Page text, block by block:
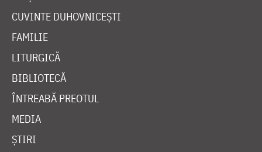
CUVINTE DUHOVNICEȘTI
FAMILIE
LITURGICĂ
BIBLIOTECĂ
ÎNTREABĂ PREOTUL
MEDIA
ȘTIRI